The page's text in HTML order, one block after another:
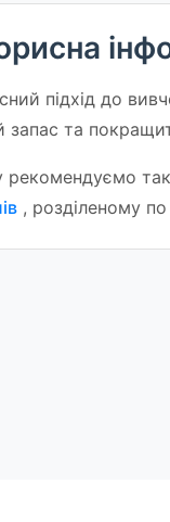
підхід до
та
, розділеному